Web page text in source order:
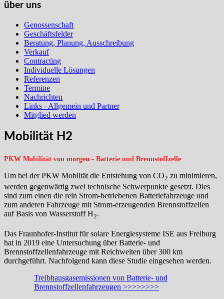
über uns
Genossenschaft
Geschäftsfelder
Beratung, Planung, Ausschreibung
Verkauf
Contracting
Individuelle Lösungen
Referenzen
Termine
Nachrichten
Links - Allgemein und Partner
Mitglied werden
Mobilität H2
PKW Mobilität von morgen - Batterie und Brennstoffzelle
Um bei der PKW Mobiltät die Entstehung von CO2 zu minimieren,
werden gegenwärtig zwei technische Schwerpunkte gesetzt. Dies
sind zum einen die rein Strom-betriebenen Batteriefahrzeuge und
zum anderen Fahrzeuge mit Strom-erzeugenden Brennstoffzellen
auf Basis von Wasserstoff H2.
Das Fraunhofer-Institut für solare Energiesysteme ISE aus Freiburg
hat in 2019 eine Untersuchung über Batterie- und
Brennstoffzellenfahrzeuge mit Reichweiten über 300 km
durchgeführt. Nachfolgend kann diese Studie eingesehen werden.
Treibhausgasemissionen von Batterie- und
Brennstoffzellenfahrzeugen >>>>>>>>